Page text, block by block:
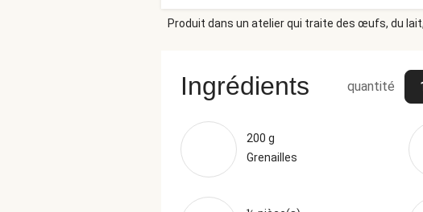
Produit dans un atelier qui traite des œufs, du
Ingrédients quantité
200 g
Grenailles